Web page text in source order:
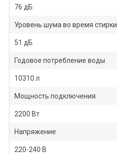
76 дБ
Уровень шума во время стирки
51 дБ
Годовое потребление воды
10310 л
Мощность подключения
2200 Вт
Напряжение
220-240 В